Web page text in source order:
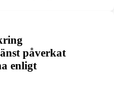
påverkat
enligt